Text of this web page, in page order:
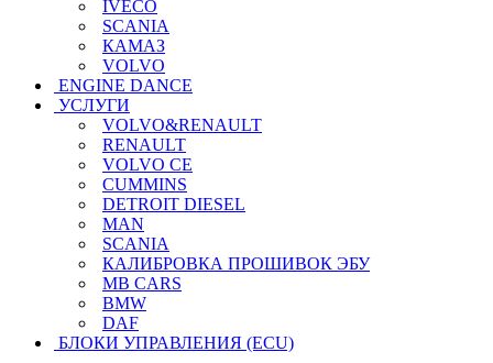
IVECO
SCANIA
КАМАЗ
VOLVO
ENGINE DANCE
УСЛУГИ
VOLVO&RENAULT
RENAULT
VOLVO CE
CUMMINS
DETROIT DIESEL
MAN
SCANIA
КАЛИБРОВКА ПРОШИВОК ЭБУ
MB CARS
BMW
DAF
БЛОКИ УПРАВЛЕНИЯ (ECU)